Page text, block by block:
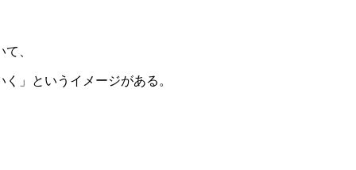
、
」というイメージがある。